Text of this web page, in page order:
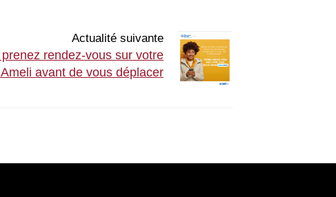
Actualité suivante
rendez-vous sur votre
avant de vous déplacer